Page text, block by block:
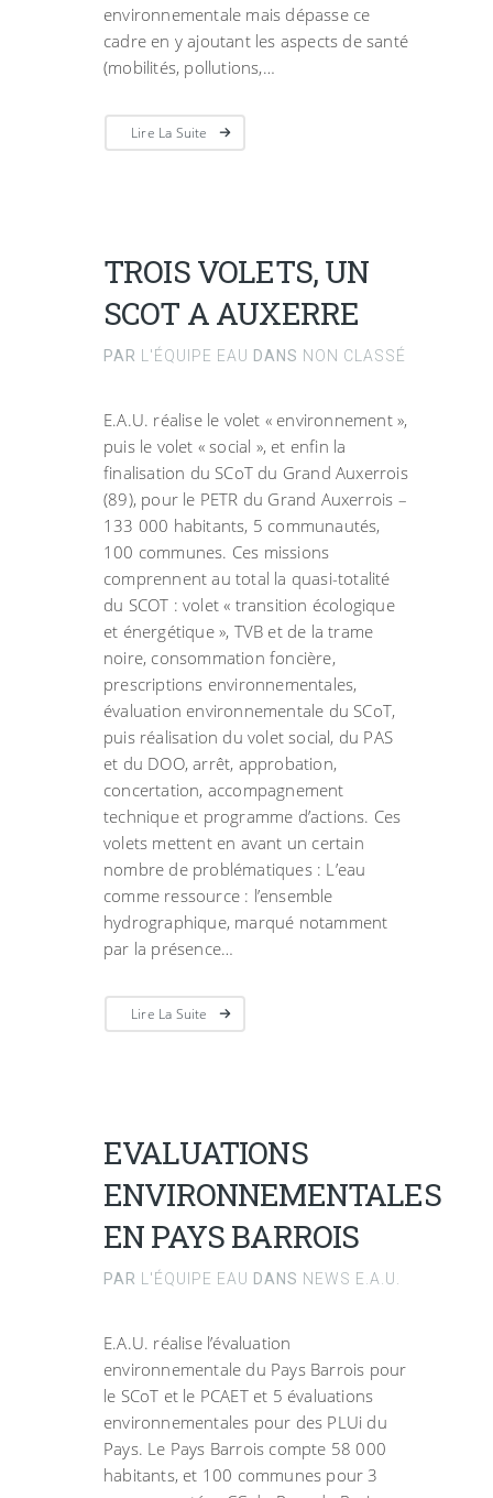
environnementale mais dépasse ce
cadre en y ajoutant les aspects de santé
(mobilités, pollutions,…
Lire La Suite
TROIS VOLETS, UN
SCOT A AUXERRE
PAR L'ÉQUIPE EAU DANS NON CLASSÉ
E.A.U. réalise le volet « environnement »,
puis le volet « social », et enfin la
finalisation du SCoT du Grand Auxerrois
(89), pour le PETR du Grand Auxerrois –
133 000 habitants, 5 communautés,
100 communes. Ces missions
comprennent au total la quasi-totalité
du SCOT : volet « transition écologique
et énergétique », TVB et de la trame
noire, consommation foncière,
prescriptions environnementales,
évaluation environnementale du SCoT,
puis réalisation du volet social, du PAS
et du DOO, arrêt, approbation,
concertation, accompagnement
technique et programme d’actions. Ces
volets mettent en avant un certain
nombre de problématiques : L’eau
comme ressource : l’ensemble
hydrographique, marqué notamment
par la présence…
Lire La Suite
EVALUATIONS
ENVIRONNEMENTALES
EN PAYS BARROIS
PAR L'ÉQUIPE EAU DANS NEWS E.A.U.
E.A.U. réalise l’évaluation
environnementale du Pays Barrois pour
le SCoT et le PCAET et 5 évaluations
environnementales pour des PLUi du
Pays. Le Pays Barrois compte 58 000
habitants, et 100 communes pour 3